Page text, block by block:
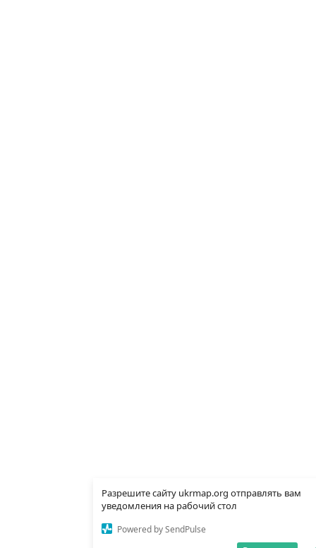
Разрешите сайту ukrmap.org отправлять вам
уведомления на рабочий стол
Powered by SendPulse